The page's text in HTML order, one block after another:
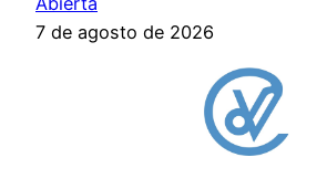
7 de agosto de 2026